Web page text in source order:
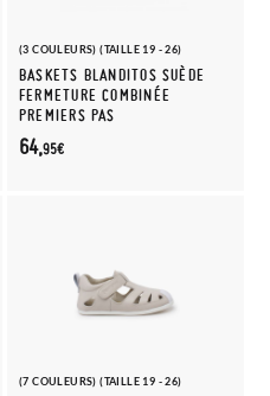
(3 COULEURS) (TAILLE 19 - 26)
BASKETS BLANDITOS SUÈDE
FERMETURE COMBINÉE
PREMIERS PAS
64,95€
(7 COULEURS) (TAILLE 19 - 26)